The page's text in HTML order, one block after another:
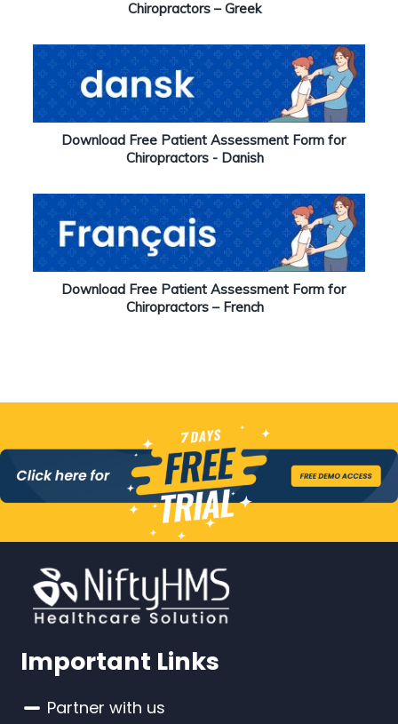
Chiropractors – Greek
Download Free Patient Assessment Form for
Chiropractors - Danish
Download Free Patient Assessment Form for
Chiropractors – French
Important Links
Partner with us